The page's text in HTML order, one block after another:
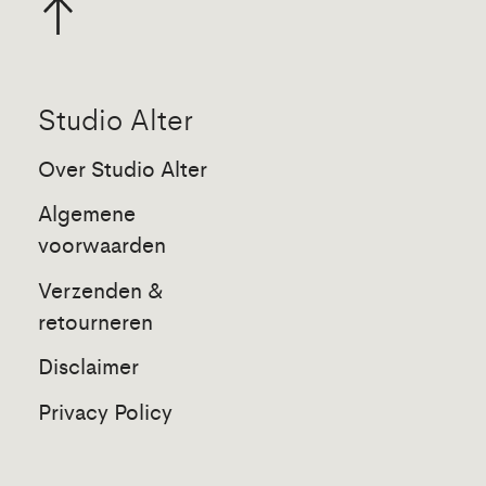
Studio Alter
Over Studio Alter
Algemene
voorwaarden
Verzenden &
retourneren
Disclaimer
Privacy Policy